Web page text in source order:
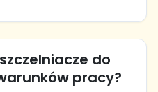
do
pracy?